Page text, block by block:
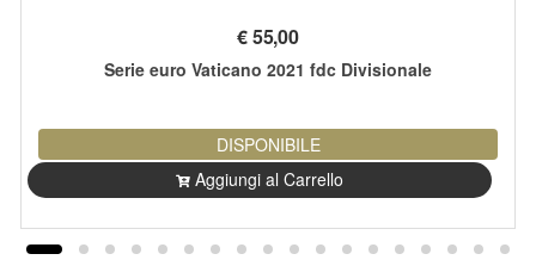
€55,00
Serie euro Vaticano 2021 fdc Divisionale
DISPONIBILE
Aggiungi al Carrello